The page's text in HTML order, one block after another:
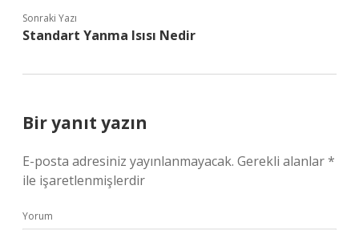
Sonraki Yazı
Standart Yanma Isısı Nedir
Bir yanıt yazın
E-posta adresiniz yayınlanmayacak. Gerekli alanlar*
ile işaretlenmişlerdir
Yorum